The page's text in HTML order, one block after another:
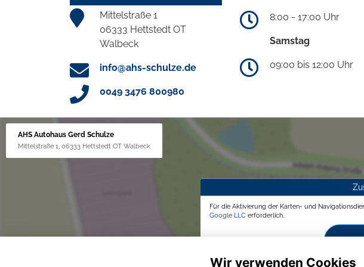
Mittelstraße 1
06333 Hettstedt OT
Walbeck
info@ahs-schulze.de
0049 3476 800980
8:00 - 17:00 Uhr
Samstag
09:00 bis 12:00 Uhr
AHS Autohaus Gerd Schulze
Mittelstraße 1, 06333 Hettstedt OT Walbeck
Für die Aktivierung der Karten- und
Google LLC erforderlich.
Wir verwenden Cookies